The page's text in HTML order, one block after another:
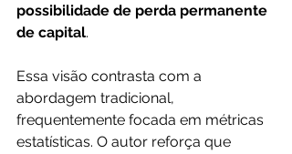
possibilidade de perda permanente
de capital.
Essa visão contrasta com a
abordagem tradicional,
frequentemente focada em métricas
estatísticas. O autor reforça que